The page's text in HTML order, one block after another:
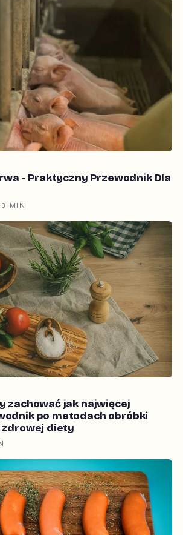
- Praktyczny Przewodnik Dla
MIN
zachować jak najwięcej
po metodach obróbki
diety